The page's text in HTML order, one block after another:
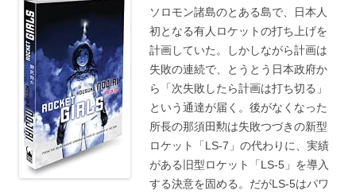
ソロモン諸島のとある島で、日本人
初となる有人ロケットの打ち上げを
計画していた。しかしながら計画は
失敗の連続で、とうとう日本政府か
ら「次失敗したら計画は打ち切る」
という通達が届く。後がなくなった
所長の那須田勲は失敗つづきの新型
ロケット「LS-7」の代わりに、実績
がある旧型ロケット「LS-5」を導入
する決意を固める。だがLS-5はパワ